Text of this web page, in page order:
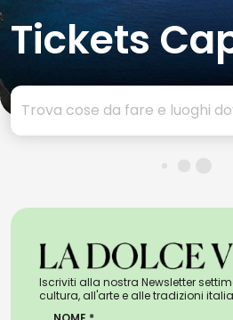
Tickets
Iscriviti alla nostra Newsletter
cultura, all'arte e alle tradizioni